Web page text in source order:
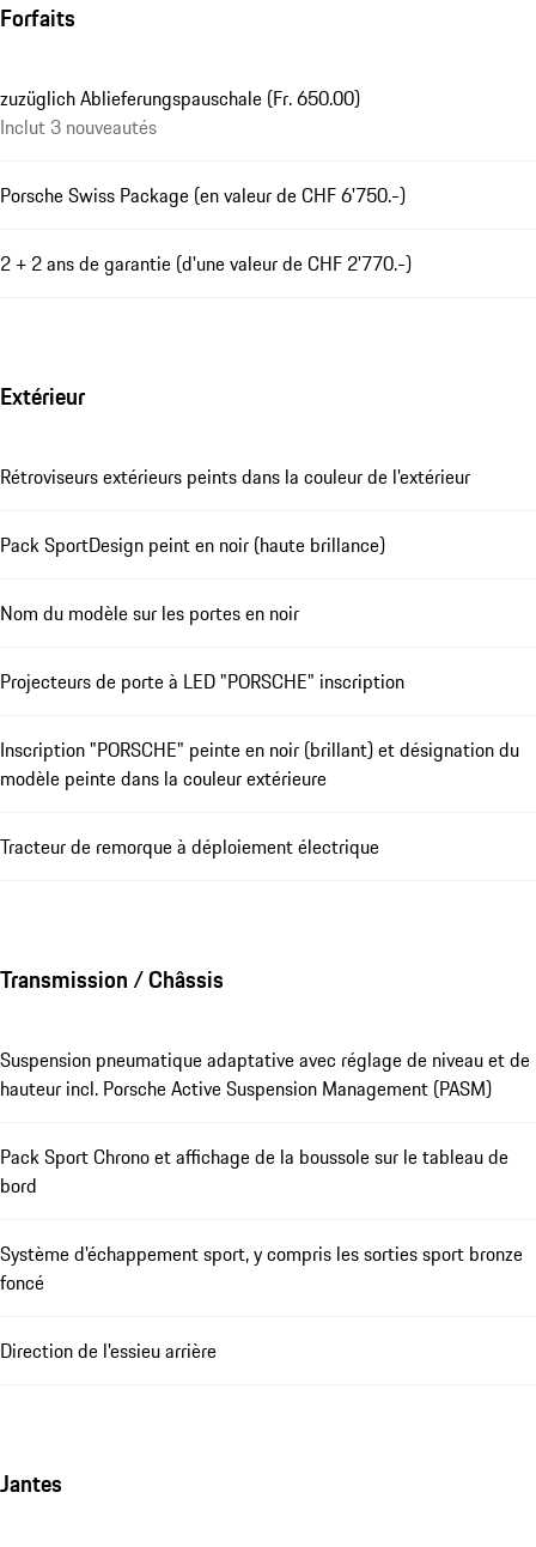
Forfaits
zuzüglich Ablieferungspauschale (Fr. 650.00)
Inclut 3 nouveautés
Porsche Swiss Package (en valeur de CHF 6'750.-)
2 + 2 ans de garantie (d'une valeur de CHF 2'770.-)
Extérieur
Rétroviseurs extérieurs peints dans la couleur de l'extérieur
Pack SportDesign peint en noir (haute brillance)
Nom du modèle sur les portes en noir
Projecteurs de porte à LED "PORSCHE" inscription
Inscription "PORSCHE" peinte en noir (brillant) et désignation du
modèle peinte dans la couleur extérieure
Tracteur de remorque à déploiement électrique
Transmission / Châssis
Suspension pneumatique adaptative avec réglage de niveau et de
hauteur incl. Porsche Active Suspension Management (PASM)
Pack Sport Chrono et affichage de la boussole sur le tableau de
bord
Système d'échappement sport, y compris les sorties sport bronze
foncé
Direction de l'essieu arrière
Jantes